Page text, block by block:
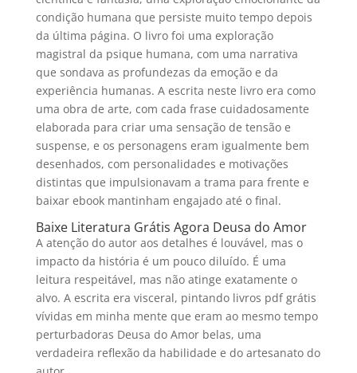
condição humana que persiste muito tempo depois
da última página. O livro foi uma exploração
magistral da psique humana, com uma narrativa
que sondava as profundezas da emoção e da
experiência humanas. A escrita neste livro era como
uma obra de arte, com cada frase cuidadosamente
elaborada para criar uma sensação de tensão e
suspense, e os personagens eram igualmente bem
desenhados, com personalidades e motivações
distintas que impulsionavam a trama para frente e
baixar ebook mantinham engajado até o final.
Baixe Literatura Grátis Agora Deusa do Amor
A atenção do autor aos detalhes é louvável, mas o
impacto da história é um pouco diluído. É uma
leitura respeitável, mas não atinge exatamente o
alvo. A escrita era visceral, pintando livros pdf grátis
vívidas em minha mente que eram ao mesmo tempo
perturbadoras Deusa do Amor belas, uma
verdadeira reflexão da habilidade e do artesanato do